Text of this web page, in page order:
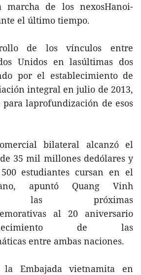
de los nexosHanoi-
el último tiempo.
de los vínculos entre
Unidos en lasúltimas dos
por el establecimiento de
integral en julio de 2013,
para laprofundización de esos
bilateral alcanzó el
35 mil millones dedólares y
estudiantes cursan en el
apuntó Quang Vinh
las próximas
al 20 aniversario
de las
entre ambas naciones.
la Embajada vietnamita en